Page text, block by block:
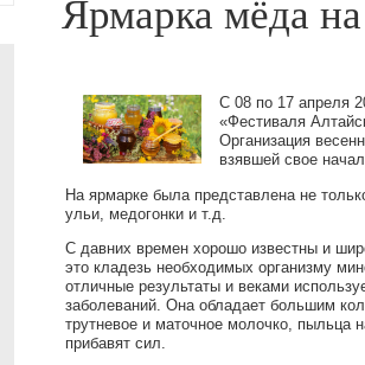
Ярмарка мёда
С 08 по 17 апреля
«Фестиваля
Организация
взявшей свое
На ярмарке была представлена не
ульи, медогонки и т.д.
С давних времен хорошо известны и
это кладезь необходимых организму
отличные результаты и веками
заболеваний. Она обладает большим
трутневое и маточное молочко, пыльца
прибавят сил.